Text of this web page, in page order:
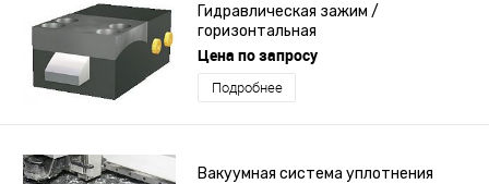
Гидравлическая зажим /
горизонтальная
Цена по запросу
Подробнее
Вакуумная система уплотнения